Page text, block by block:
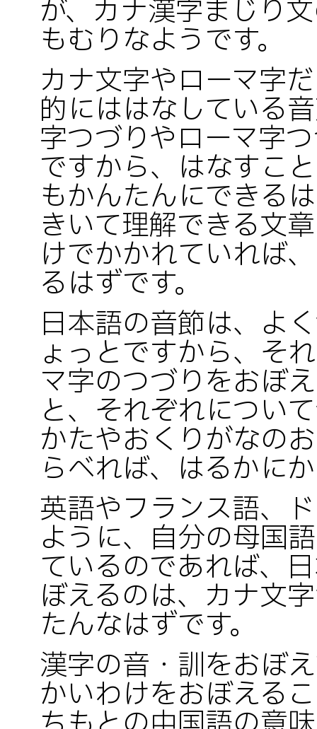
が、カナ漢字まじり
もむりなようです。
カナ文字やローマ字
的にははなしている
字つづりやローマ字
ですから、はなすこ
もかんたんにできる
きいて理解できる文
けでかかれていれば
るはずです。
日本語の音節は、よ
ょっとですから、そ
マ字のつづりをおぼ
と、それぞれについ
かたやおくりがなの
らべれば、はるかに
英語やフランス語、
ように、自分の母国
ているのであれば、
ぼえるのは、カナ文
たんなはずです。
漢字の音・訓をおぼ
かいわけをおぼえる